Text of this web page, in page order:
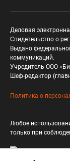
Деловая
Свидетельство о
Выдано
коммуникаций.
Учредитель ООО
Шеф-редактор
Политика о
Любое
только при